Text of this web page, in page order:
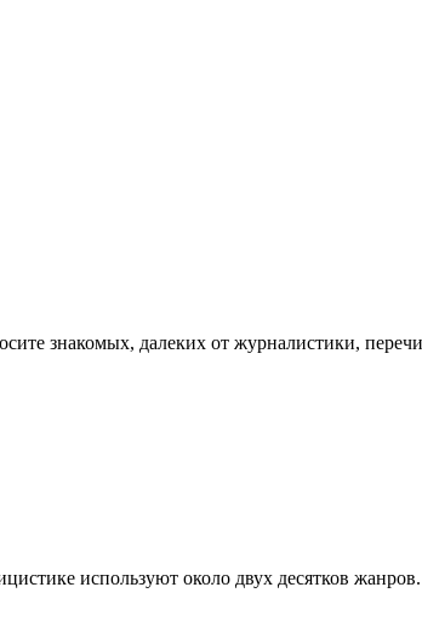
знакомых, далеких от журналистики,
используют около двух десятков жанров.